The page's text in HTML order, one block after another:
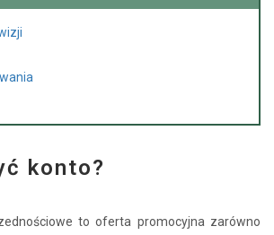
konto?
to oferta promocyjna zarówno